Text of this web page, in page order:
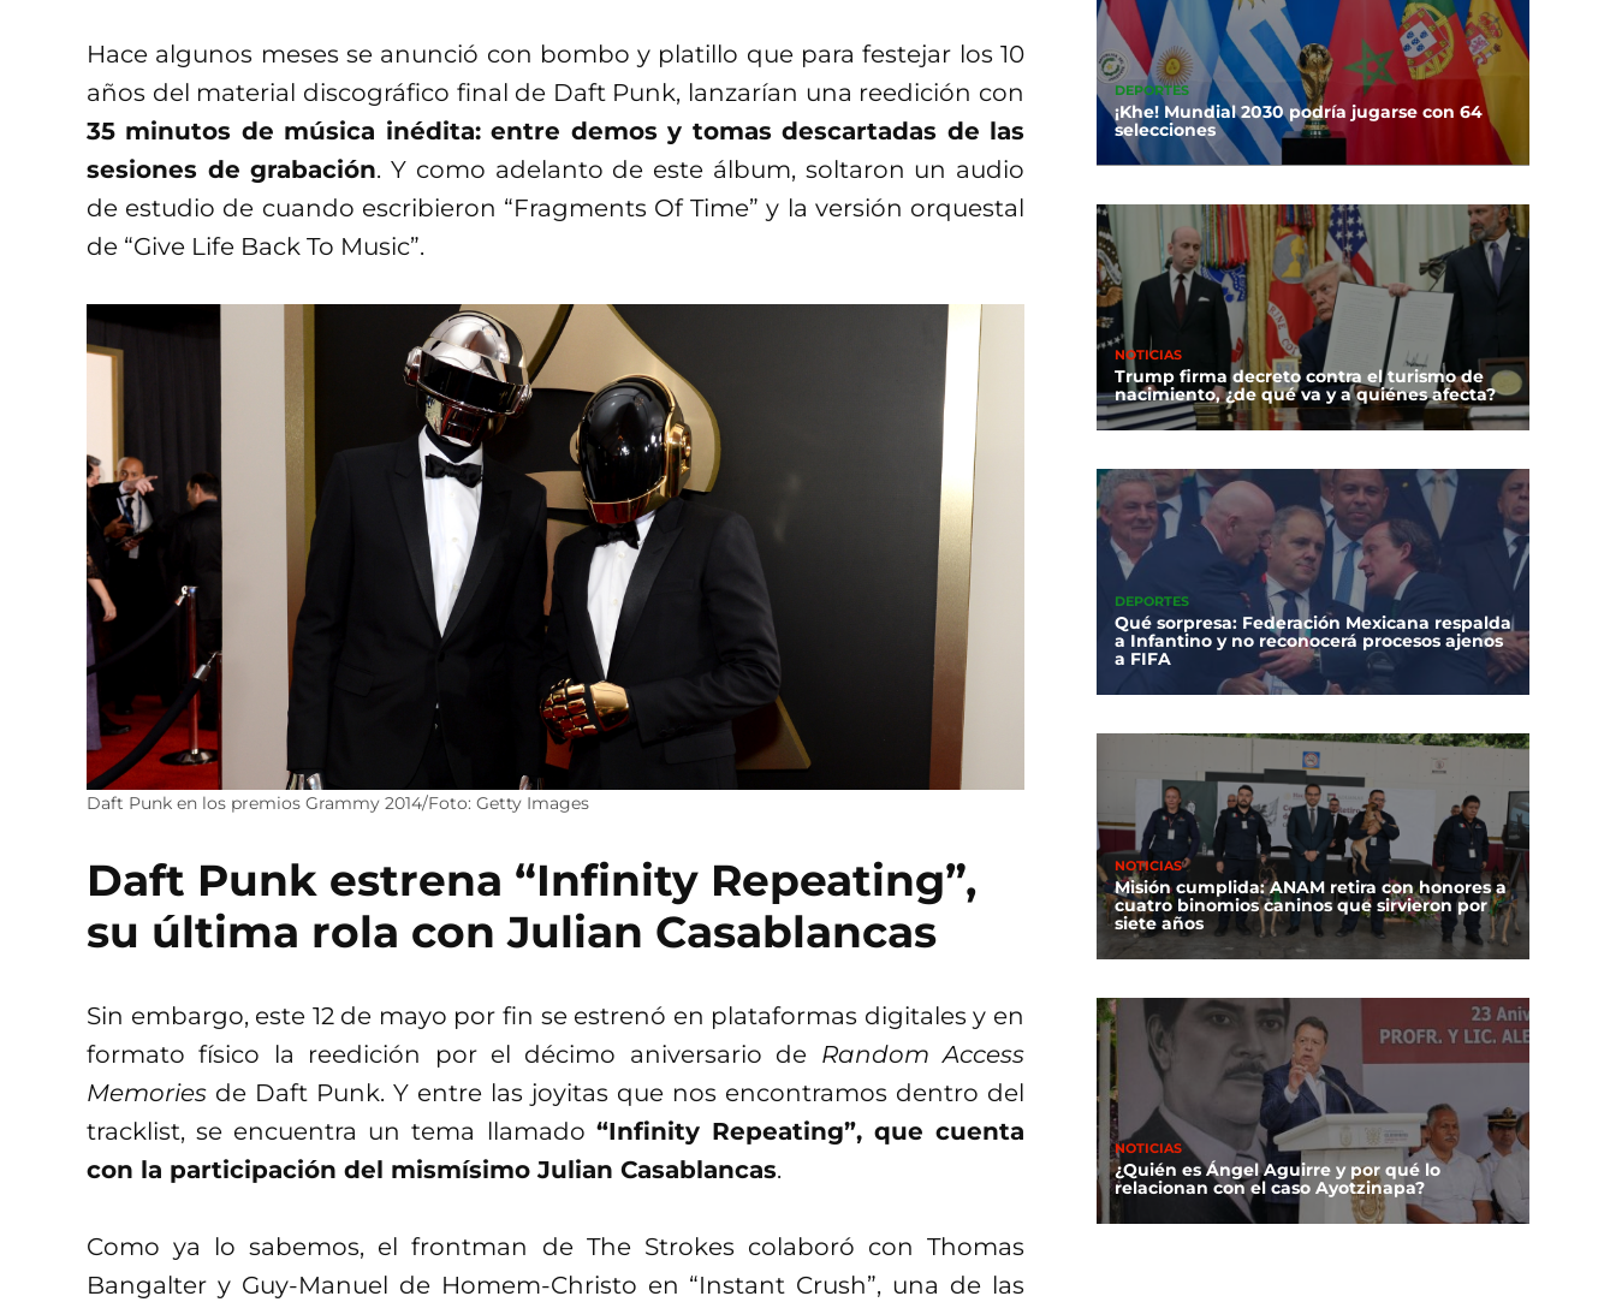
Hace algunos meses se anunció con bombo y platillo que para festejar los 10
años del material discográfico final de Daft Punk, lanzarían una reedición con
35 minutos de música inédita: entre demos y tomas descartadas de las
sesiones de grabación. Y como adelanto de este álbum, soltaron un audio
de estudio de cuando escribieron “Fragments Of Time” y la versión orquestal
de “Give Life Back To Music”.
Daft Punk en los premios Grammy 2014/Foto: Getty Images
Daft Punk estrena “Infinity Repeating”,
su última rola con Julian Casablancas
Sin embargo, este 12 de mayo por fin se estrenó en plataformas digitales y en
formato físico la reedición por el décimo aniversario de Random Access
Memories de Daft Punk. Y entre las joyitas que nos encontramos dentro del
tracklist, se encuentra un tema llamado “Infinity Repeating”, que cuenta
con la participación del mismísimo Julian Casablancas.
Como ya lo sabemos, el frontman de The Strokes colaboró con Thomas
Bangalter y Guy-Manuel de Homem-Christo en “Instant Crush”, una de las
DEPORTES
¡Khe! Mundial 2030 podría jugarse con 64
selecciones
NOTICIAS
Trump firma decreto contra el turismo de
nacimiento, ¿de qué va y a quiénes afecta?
DEPORTES
Qué sorpresa: Federación Mexicana respalda
a Infantino y no reconocerá procesos ajenos
a FIFA
NOTICIAS
Misión cumplida: ANAM retira con honores a
cuatro binomios caninos que sirvieron por
siete años
NOTICIAS
¿Quién es Ángel Aguirre y por qué lo
relacionan con el caso Ayotzinapa?